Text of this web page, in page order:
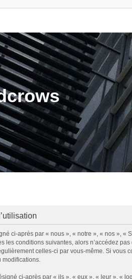
ci-après par « nous », « notre », « nos »,
les conditions suivantes, alors n’accédez
celles-ci par vous-même. Si
modifications.
ci-après par « ils », « eux », « leur », «